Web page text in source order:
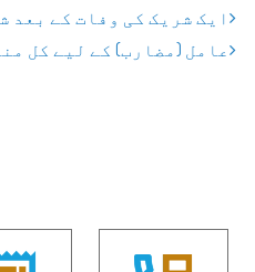
ایک شریک کی وفات کے بعد
عامل (مضارب) کے لیے کل